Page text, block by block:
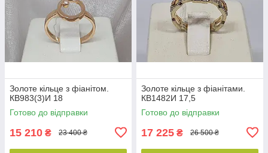
Золоте кільце з фіанітом.
КВ983(3)И 18
Готово до відправки
15 210 ₴ 23 400 ₴
Золоте кільце з фіанітами.
КВ1482И 17,5
Готово до відправки
17 225 ₴ 26 500 ₴